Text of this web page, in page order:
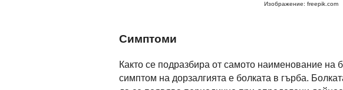
Изображение: freepik.com
Симптоми
Както се подразбира от самото наименование на
симптом на дорзалгията е болката в гърба.